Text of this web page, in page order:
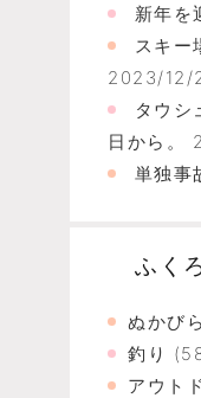
新年を
スキー
2023/12/
タウ
日から。
単独事
ふく
ぬかび
釣り
アウト